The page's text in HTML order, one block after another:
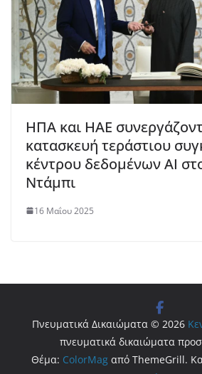
ΗΠΑ και ΗΑΕ
κατασκευή τεράστιου
κέντρου δεδομένων AI
Ντάμπι
16 Μαΐου 2025
Πνευματικά Δικαιώματα © 2026
πνευματικά δικαιώματα
Θέμα: ColorMag από ThemeGrill.